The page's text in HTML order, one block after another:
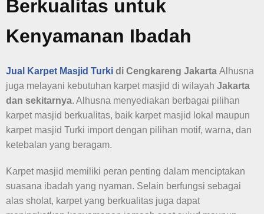
Berkualitas untuk
Kenyamanan Ibadah
Jual Karpet Masjid Turki di Cengkareng Jakarta Alhusna
juga melayani kebutuhan karpet masjid di wilayah Jakarta
dan sekitarnya. Alhusna menyediakan berbagai pilihan
karpet masjid berkualitas, baik karpet masjid lokal maupun
karpet masjid Turki import dengan pilihan motif, warna, dan
ketebalan yang beragam.
Karpet masjid memiliki peran penting dalam menciptakan
suasana ibadah yang nyaman. Selain berfungsi sebagai
alas sholat, karpet yang berkualitas juga dapat